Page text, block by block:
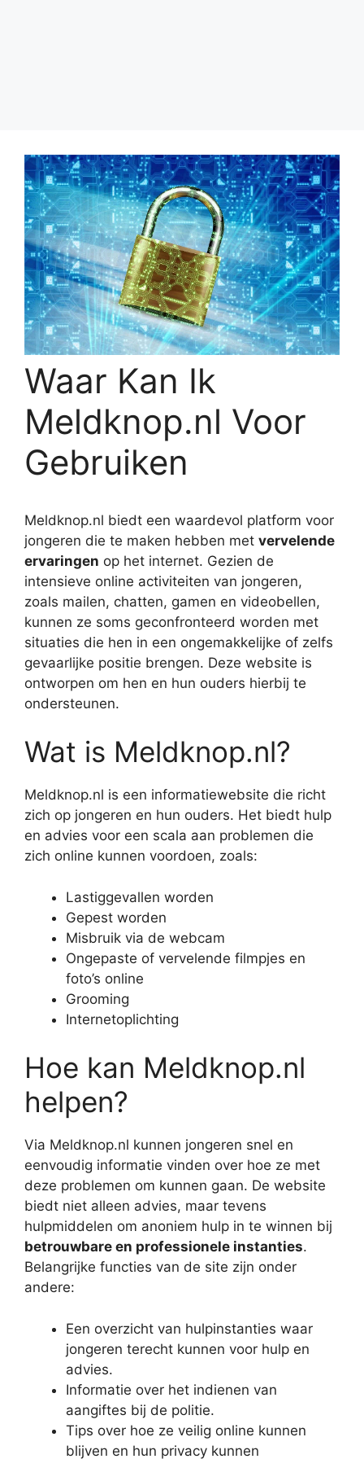
Waar Kan Ik
Meldknop.nl Voor
Gebruiken
Meldknop.nl biedt een waardevol platform voor
jongeren die te maken hebben met vervelende
ervaringen op het internet. Gezien de
intensieve online activiteiten van jongeren,
zoals mailen, chatten, gamen en videobellen,
kunnen ze soms geconfronteerd worden met
situaties die hen in een ongemakkelijke of zelfs
gevaarlijke positie brengen. Deze website is
ontworpen om hen en hun ouders hierbij te
ondersteunen.
Wat is Meldknop.nl?
Meldknop.nl is een informatiewebsite die richt
zich op jongeren en hun ouders. Het biedt hulp
en advies voor een scala aan problemen die
zich online kunnen voordoen, zoals:
Lastiggevallen worden
Gepest worden
Misbruik via de webcam
Ongepaste of vervelende filmpjes en
foto’s online
Grooming
Internetoplichting
Hoe kan Meldknop.nl
helpen?
Via Meldknop.nl kunnen jongeren snel en
eenvoudig informatie vinden over hoe ze met
deze problemen om kunnen gaan. De website
biedt niet alleen advies, maar tevens
hulpmiddelen om anoniem hulp in te winnen bij
betrouwbare en professionele instanties.
Belangrijke functies van de site zijn onder
andere:
Een overzicht van hulpinstanties waar
jongeren terecht kunnen voor hulp en
advies.
Informatie over het indienen van
aangiftes bij de politie.
Tips over hoe ze veilig online kunnen
blijven en hun privacy kunnen